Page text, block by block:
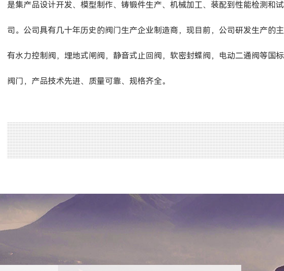
是集产品设计开发、模型制作、铸锻件生产、机械加工、装配到性能检测和
司。公司具有几十年历史的阀门生产企业制造商，现目前，公司研发生产的
有水力控制阀，埋地式闸阀，静音式止回阀，软密封蝶阀，电动二通阀等国
阀门，产品技术先进、质量可靠、规格齐全。